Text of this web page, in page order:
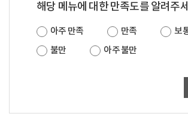
해당 메뉴에 대한 만족도를 알려주
아주 만족 만족
보
불만
아주 불만